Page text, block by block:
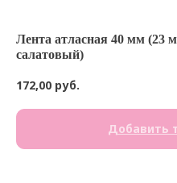
Лента атласная 40 мм (23
салатовый)
172,00 руб.
Добавить